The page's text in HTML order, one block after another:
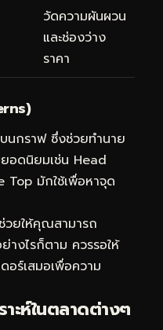
วัดความผันผวน
และช่องว่าง
ราคา
นกราฟ ซึ่งช่วยทำนาย
อดนิยมเช่น Head
มักใช้เพื่อหาจุด
วยให้คุณสามารถ
างไรก็ตาม ควรรอให้
อร์เสมอเพื่อความ
าะห์ในตลาดต่างๆ